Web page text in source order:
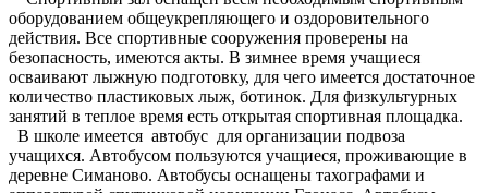
оборудованием общеукрепляющего и оздоровительного
действия. Все спортивные сооружения проверены на
безопасность, имеются акты. В зимнее время учащиеся
осваивают лыжную подготовку, для чего имеется достаточное
количество пластиковых лыж, ботинок. Для физкультурных
занятий в теплое время есть открытая спортивная площадка.
В школе имеется автобус для организации подвоза
учащихся. Автобусом пользуются учащиеся, проживающие в
деревне Симаново. Автобусы оснащены тахографами и